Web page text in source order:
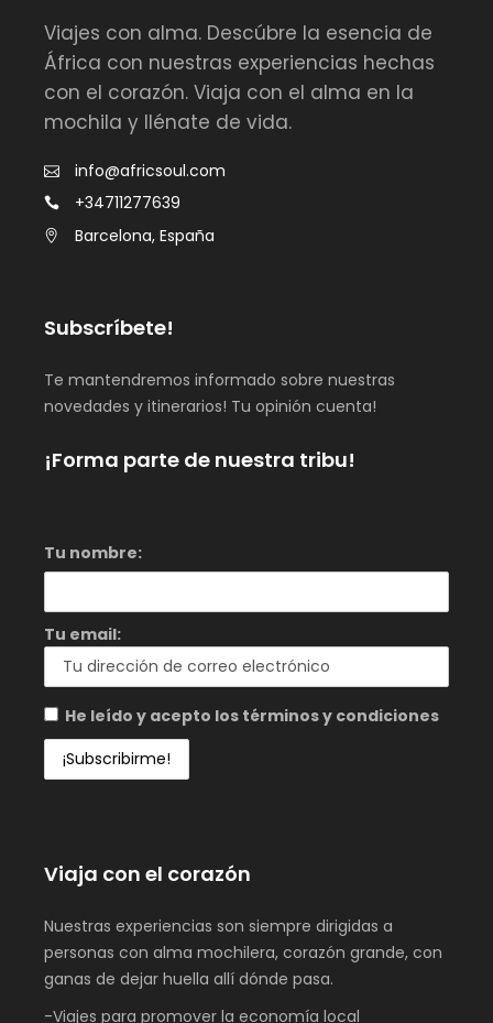
Viajes con alma. Descúbre la esencia de
África con nuestras experiencias hechas
con el corazón. Viaja con el alma en la
mochila y llénate de vida.
info@africsoul.com
+34711277639
Barcelona, España
Subscríbete!
Te mantendremos informado sobre nuestras
novedades y itinerarios! Tu opinión cuenta!
¡Forma parte de nuestra tribu!
Tu nombre:
Tu email:
He leído y acepto los términos y condiciones
Viaja con el corazón
Nuestras experiencias son siempre dirigidas a
personas con alma mochilera, corazón grande, con
ganas de dejar huella allí dónde pasa.
-Viajes para promover la economía local